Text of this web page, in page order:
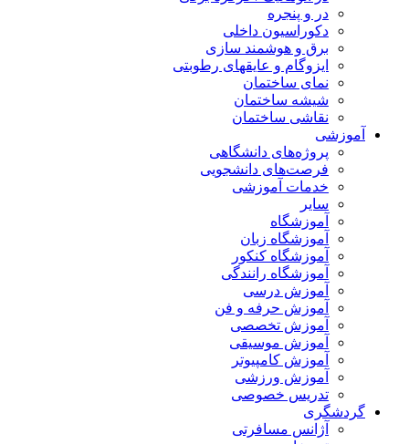
در و پنجره
دکوراسیون داخلی
برق و هوشمند سازی
ایزوگام و عایقهای رطوبتی
نمای ساختمان
شیشه ساختمان
نقاشی ساختمان
آموزشی
پروژه‌های دانشگاهی
فرصت‌های دانشجویی
خدمات آموزشی
سایر
آموزشگاه
آموزشگاه زبان
آموزشگاه کنکور
آموزشگاه رانندگی
آموزش درسی
آموزش حرفه و فن
آموزش تخصصی
آموزش موسیقی
آموزش کامپیوتر
آموزش ورزشی
تدریس خصوصی
گردشگری
آژانس مسافرتی